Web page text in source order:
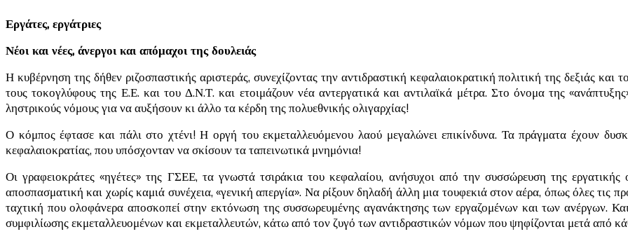
Εργάτες, εργάτριες
Νέοι και νέες, άνεργοι και απόμαχοι της δουλειάς
Η κυβέρνηση της δήθεν ριζοσπαστικής αριστεράς, συνεχίζοντας την αντιδραστική κεφαλαιοκρατική πολιτική της δεξιάς
τους τοκογλύφους της Ε.Ε. και του Δ.Ν.Τ. και ετοιμάζουν νέα αντεργατικά και αντιλαϊκά μέτρα. Στο όνομα της
ληστρικούς νόμους για να αυξήσουν κι άλλο τα κέρδη της πολυεθνικής ολιγαρχίας!
Ο κόμπος έφτασε και πάλι στο χτένι! Η οργή του εκμεταλλευόμενου λαού μεγαλώνει επικίνδυνα. Τα πράγματα έχουν
κεφαλαιοκρατίας, που υπόσχονταν να σκίσουν τα ταπεινωτικά μνημόνια!
Οι γραφειοκράτες «ηγέτες» της ΓΣΕΕ, τα γνωστά τσιράκια του κεφαλαίου, ανήσυχοι από την συσσώρευση της
αποσπασματική και χωρίς καμιά συνέχεια, «γενική απεργία». Να ρίξουν δηλαδή άλλη μια τουφεκιά στον αέρα, όπως όλες τις
ταχτική που ολοφάνερα αποσκοπεί στην εκτόνωση της συσσωρευμένης αγανάκτησης των εργαζομένων και των ανέργων.
συμφιλίωσης εκμεταλλευομένων και εκμεταλλευτών, κάτω από τον ζυγό των αντιδραστικών νόμων που ψηφίζονται μετά από